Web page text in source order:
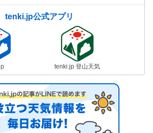
tenki.jp公式アプリ
tenki.jp 登山天気